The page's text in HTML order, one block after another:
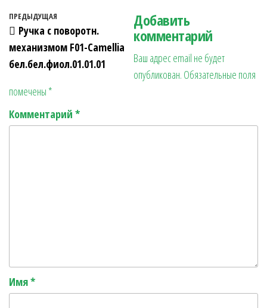
ce
bo
ok
nt
er
es
t
gr
a
m
n
ge
ра
в
ит
ь
Навигация по записям
Предыдущая запись
ПРЕДЫДУЩАЯ
Ручка с поворотн.
механизмом F01-Camellia
бел.бел.фиол.01.01.01
Добавить
комментарий
Ваш адрес email не будет
опубликован. Обязательные поля
помечены *
Комментарий *
Имя*